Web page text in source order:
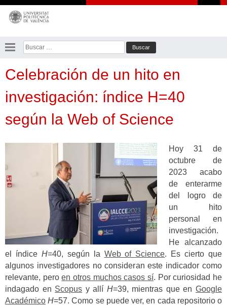
Saltar
contenido
Buscar:
Celebración de un hito en
investigación: índice H=40
según la Web of Science
Hoy 31 de
octubre de
2023 acabo
de enterarme
del logro de
un hito
personal en
investigación.
He alcanzado
el índice H=40, según la Web of Science. Es cierto que
algunos investigadores no consideran este indicador como
relevante, peroen otros muchos casos sí. Por curiosidad he
indagado en Scopus y allí H=39, mientras que enGoogle
Académico H=57. Como se puede ver, en cada repositorio o